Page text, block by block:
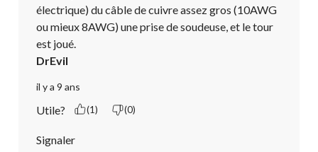
électrique) du câble de cuivre assez gros (10AWG
ou mieux 8AWG) une prise de soudeuse, et le tour
est joué.
DrEvil
il y a 9 ans
Utile? (1) (0)
Signaler